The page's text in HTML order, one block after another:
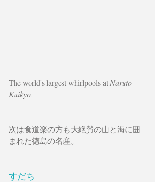
The world's largest whirlpools at Naruto
Kaikyo.
次は食道楽の方も大絶賛の山と海に囲
まれた徳島の名産。
すだち